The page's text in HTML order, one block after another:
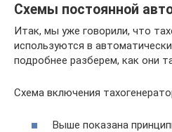
Схемы постоянной
Итак, мы уже говорили, что
используются в
подробнее разберем, как они
Схема включения
Выше показана